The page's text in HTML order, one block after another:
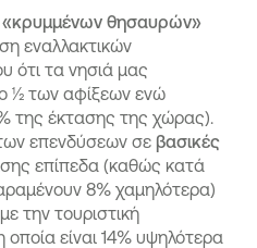
«κρυμμένων θησαυρών»
εναλλακτικών
ότι τα νησιά μας
½ των αφίξεων ενώ
της έκτασης της χώρας).
επενδύσεων σε βασικές
επίπεδα (καθώς κατά
8% χαμηλότερα)
την τουριστική
οποία είναι 14% υψηλότερα